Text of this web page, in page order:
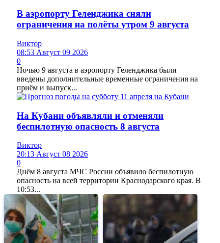
В аэропорту Геленджика сняли
ограничения на полёты утром 9 августа
Виктор
08:53 Август 09 2026
0
Ночью 9 августа в аэропорту Геленджика были
введены дополнительные временные ограничения на
приём и выпуск...
На Кубани объявляли и отменяли
беспилотную опасность 8 августа
Виктор
20:13 Август 08 2026
0
Днём 8 августа МЧС России объявило беспилотную
опасность на всей территории Краснодарского края. В
10:53...